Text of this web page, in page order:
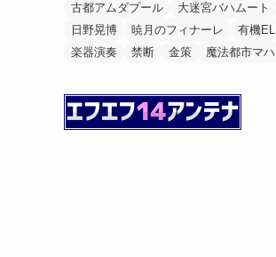
古都アムダプール
大迷宮バハムート
日野晃博
暁月のフィナーレ
有機EL
楽器演奏
禁断 金策 魔法都市マハ